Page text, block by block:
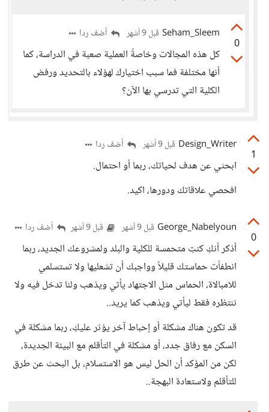
0
Seham_Sleem قبل 9 أشهر أضف ردا
كل هذه المجالات وخاصةً العملية صعبة في الدراسة، كما
أنها مختلفة فما سبب اختيارك لهؤلاء بالتحديد ورفض
الكلية التي تدرسي بها الآن؟
1
Design_Writer قبل 9 أشهر أضف ردا
ابحثي عن هدف لحياتك، ربما أو احتمال.
افحصي علاقاتك ودورها، اكيد.
0
George_Nabelyoun قبل 9 أشهر قبل 9 أشهر أضف ردا
أذكر أنكِ كنتِ متحمسة للكلية والبلد ولمشروعك الجديد، ربما
انطفأت حماستك قليلاً وواجبك أن تشعليها ولا تستسلمي
للامبالاة، الحماس مثل الاجتهاد يأتي ويذهب ولنا تدخل فيه ولا
ننتظره فقط ليأتي ويذهب كما يريد..
قد تكون هناك مشكلة أو إحباط آخر يؤثر عليكِ، ربما مشكلة في
السكن مع رفاق جدد، أو مشكلة في التأقلم مع البيئة الجديدة،
لكن من المؤكد أن الحل ليس هو الاستسلام، بل البحث عن طرق
للتأقلم ولاستعادة البهجة..